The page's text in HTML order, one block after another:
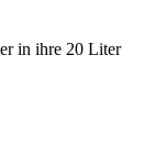
in ihre 20 Liter